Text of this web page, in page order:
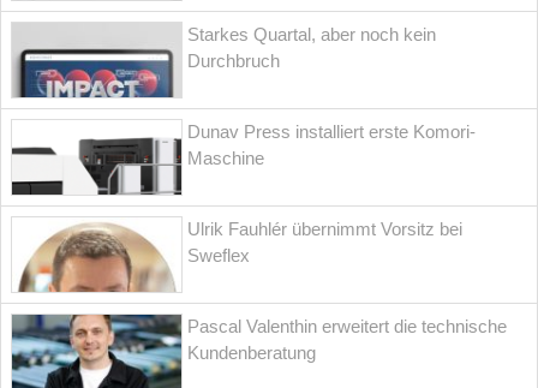
Starkes Quartal, aber noch kein
Durchbruch
Dunav Press installiert erste Komori-
Maschine
Ulrik Fauhlér übernimmt Vorsitz bei
Sweflex
Pascal Valenthin erweitert die technische
Kundenberatung